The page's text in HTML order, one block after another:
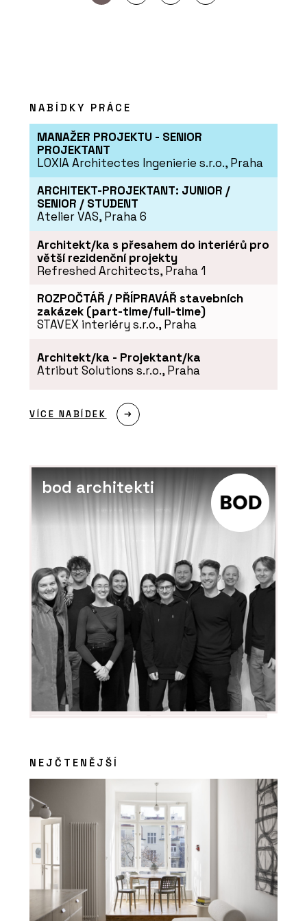
NABÍDKY PRÁCE
MANAŽER PROJEKTU - SENIOR
PROJEKTANT
LOXIA Architectes Ingenierie s.r.o., Praha
ARCHITEKT-PROJEKTANT: JUNIOR /
SENIOR / STUDENT
Atelier VAS, Praha 6
Architekt/ka s přesahem do interiérů pro
větší rezidenční projekty
Refreshed Architects, Praha 1
ROZPOČTÁŘ / PŘÍPRAVÁŘ stavebních
zakázek (part-time/full-time)
STAVEX interiéry s.r.o., Praha
Architekt/ka - Projektant/ka
Atribut Solutions s.r.o., Praha
VÍCE NABÍDEK
bod architekti
NEJČTENĚJŠÍ